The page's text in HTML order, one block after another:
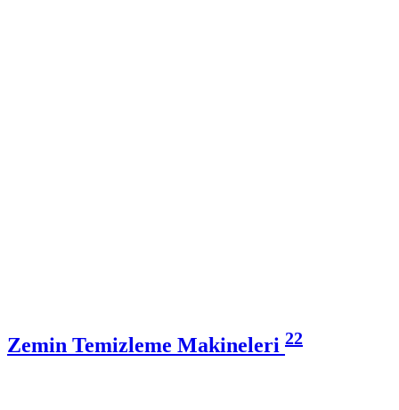
Zemin Temizleme Makineleri 22